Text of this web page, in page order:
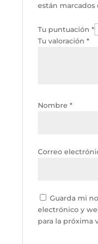
están marcados
Tu puntuación *
Tu valoración *
Nombre *
Correo
Guarda mi
electrónico y
para la próxima